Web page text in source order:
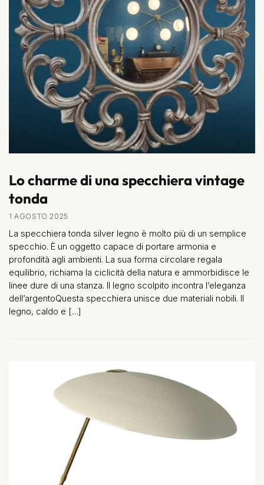
Lo charme di una specchiera vintage
tonda
1 AGOSTO 2025
La specchiera tonda silver legno è molto più di un semplice
specchio. È un oggetto capace di portare armonia e
profondità agli ambienti. La sua forma circolare regala
equilibrio, richiama la ciclicità della natura e ammorbidisce le
linee dure di una stanza. Il legno scolpito incontra l’eleganza
dell’argentoQuesta specchiera unisce due materiali nobili. Il
legno, caldo e […]